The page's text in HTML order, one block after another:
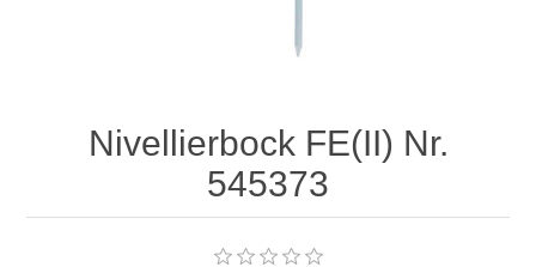
Nivellierbock FE(II) Nr.
545373